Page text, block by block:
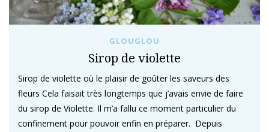
GLOUGLOU
Sirop de violette
Sirop de violette où le plaisir de goûter les saveurs des
fleurs Cela faisait très longtemps que j’avais envie de faire
du sirop de Violette. Il m’a fallu ce moment particulier du
confinement pour pouvoir enfin en préparer. Depuis